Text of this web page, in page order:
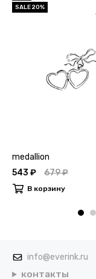
SALE 20%
medallion
543 ₽
679 ₽
В корзину
info@everink.ru
контакты